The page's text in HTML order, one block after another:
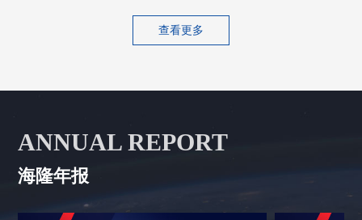
查看更多
ANNUAL REPORT
海隆年报